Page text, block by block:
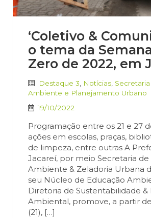
‘Coletivo &
o tema da
Zero de 2022, em
Destaque 3 Notícias
Ambiente e Planejamento Urbano
19/10/2022
Programação entre os 21 e 27
ações em escolas, praças,
de limpeza, entre outras A
Jacareí, por meio Secretaria de
Ambiente & Zeladoria Urbana
seu Núcleo de Educação
Diretoria de Sustentabilidade &
Ambiental, promove, a partir
(21), […]